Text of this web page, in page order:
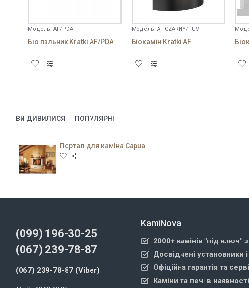
Модель: AF/PDA
Біо пальник Kratki AF/PDA
Модель: AF-CZARNY/TUV
Біокамін Kratki AF
ВИ ДИВИЛИСЯ ПОПУЛЯРНІ
Портал для каміна Capua
(099) 196-30-25
(067) 239-78-87
(067) 239-78-87 (Viber)
KamiNova
2000+ камінів "під ключ"
Досвідчені установники
Офіційна гарантія та
Каміни та печі в